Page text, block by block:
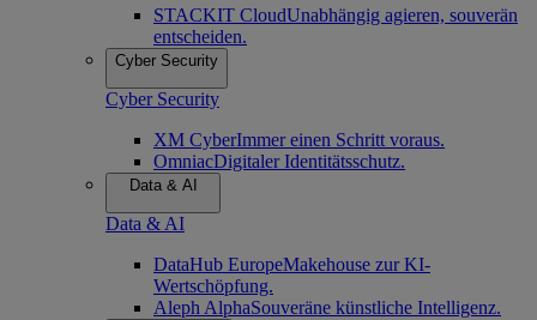
STACKIT CloudUnabhängig agieren, souverän
entscheiden.
Cyber Security
Cyber Security
XM CyberImmer einen Schritt voraus.
OmniacDigitaler Identitätsschutz.
Data & AI
Data & AI
DataHub EuropeMakehouse zur KI-
Wertschöpfung.
Aleph AlphaSouveräne künstliche Intelligenz.